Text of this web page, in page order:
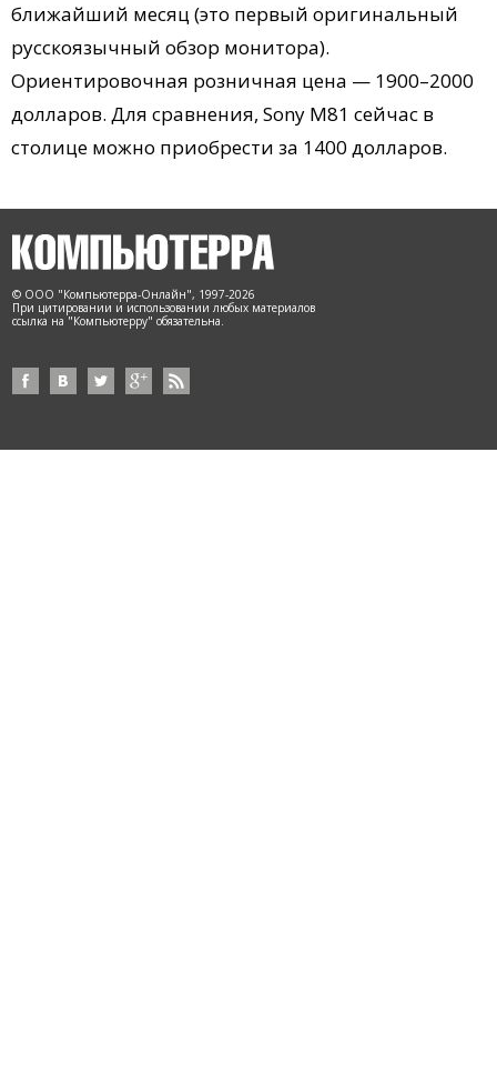
ближайший месяц (это первый оригинальный
русскоязычный обзор монитора).
Ориентировочная розничная цена — 1900–2000
долларов. Для сравнения, Sony M81 сейчас в
столице можно приобрести за 1400 долларов.
© ООО "Компьютерра-Онлайн", 1997-2026
При цитировании и использовании любых материалов
ссылка на "Компьютерру" обязательна.